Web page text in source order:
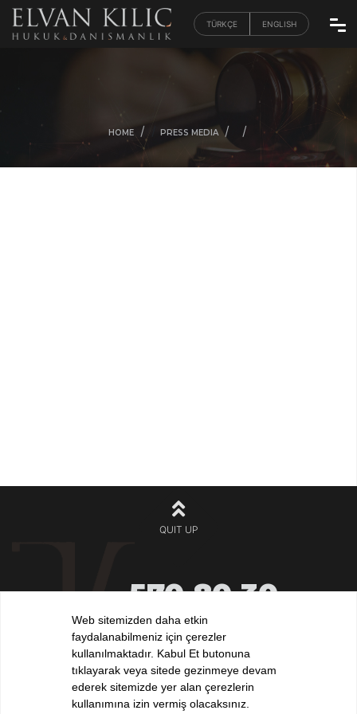
TÜRKÇE ENGLISH
HOME / PRESS MEDIA / /
QUIT UP
570 80 30
+90 532532 32 32
iletisim@elvankilic.com
FOLLOW US !
Web sitemizden daha etkin
faydalanabilmeniz için çerezler
kullanılmaktadır. Kabul Et butonuna
tıklayarak veya sitede gezinmeye devam
ederek sitemizde yer alan çerezlerin
kullanımına izin vermiş olacaksınız.